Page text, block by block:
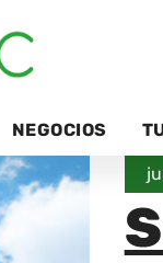
NEGOCIOS